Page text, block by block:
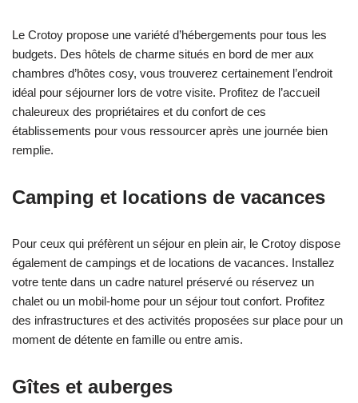
Le Crotoy propose une variété d’hébergements pour tous les
budgets. Des hôtels de charme situés en bord de mer aux
chambres d’hôtes cosy, vous trouverez certainement l’endroit
idéal pour séjourner lors de votre visite. Profitez de l’accueil
chaleureux des propriétaires et du confort de ces
établissements pour vous ressourcer après une journée bien
remplie.
Camping et locations de vacances
Pour ceux qui préfèrent un séjour en plein air, le Crotoy dispose
également de campings et de locations de vacances. Installez
votre tente dans un cadre naturel préservé ou réservez un
chalet ou un mobil-home pour un séjour tout confort. Profitez
des infrastructures et des activités proposées sur place pour un
moment de détente en famille ou entre amis.
Gîtes et auberges